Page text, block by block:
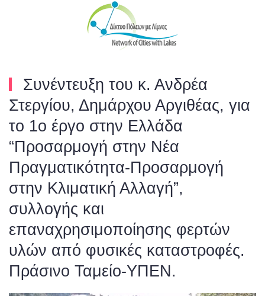
Skip to main content
Συνέντευξη του κ. Ανδρέα
Στεργίου, Δημάρχου Αργιθέας, για
το 1ο έργο στην Ελλάδα
“Προσαρμογή στην Νέα
Πραγματικότητα-Προσαρμογή
στην Κλιματική Αλλαγή”,
συλλογής και
επαναχρησιμοποίησης φερτών
υλών από φυσικές καταστροφές.
Πράσινο Ταμείο-ΥΠΕΝ.